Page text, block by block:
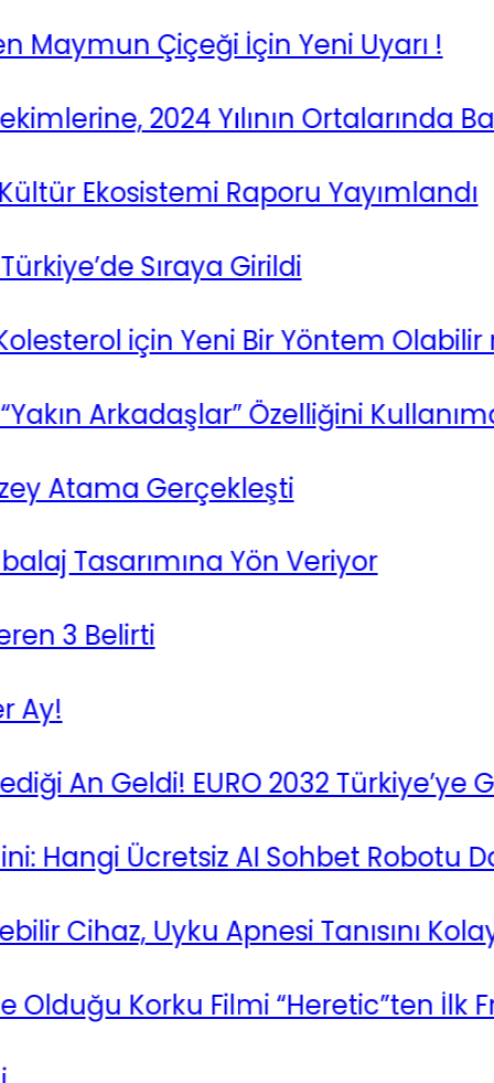
Çiçeği İçin Yeni Uyarı !
2024 Yılının Ortalarında
Ekosistemi Raporu Yayımlandı
Sıraya Girildi
için Yeni Bir Yöntem Olabilir mi ?
Arkadaşlar” Özelliğini Kullanıma
Gerçekleşti
Tasarımına Yön Veriyor
3 Belirti
Geldi! EURO 2032 Türkiye’ye
Ücretsiz AI Sohbet Robotu Daha
Uyku Apnesi Tanısını
Korku Filmi “Heretic”ten İlk